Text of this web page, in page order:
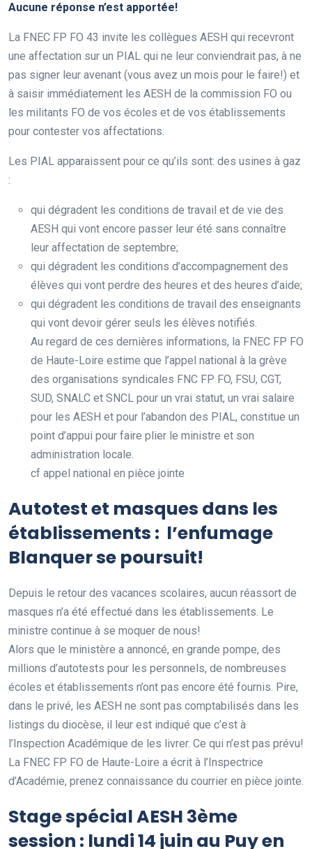
Aucune réponse n’est apportée!
La FNEC FP FO 43 invite les collègues AESH qui recevront
une affectation sur un PIAL qui ne leur conviendrait pas, à ne
pas signer leur avenant (vous avez un mois pour le faire!) et
à saisir immédiatement les AESH de la commission FO ou
les militants FO de vos écoles et de vos établissements
pour contester vos affectations.
Les PIAL apparaissent pour ce qu’ils sont: des usines à gaz
:
qui dégradent les conditions de travail et de vie des
AESH qui vont encore passer leur été sans connaître
leur affectation de septembre;
qui dégradent les conditions d’accompagnement des
élèves qui vont perdre des heures et des heures d’aide;
qui dégradent les conditions de travail des enseignants
qui vont devoir gérer seuls les élèves notifiés.
Au regard de ces dernières informations, la FNEC FP FO
de Haute-Loire estime que l’appel national à la grève
des organisations syndicales FNC FP FO, FSU, CGT,
SUD, SNALC et SNCL pour un vrai statut, un vrai salaire
pour les AESH et pour l’abandon des PIAL, constitue un
point d’appui pour faire plier le ministre et son
administration locale.
cf appel national en pièce jointe
Autotest et masques dans les
établissements : l’enfumage
Blanquer se poursuit!
Depuis le retour des vacances scolaires, aucun réassort de
masques n’a été effectué dans les établissements. Le
ministre continue à se moquer de nous!
Alors que le ministère a annoncé, en grande pompe, des
millions d’autotests pour les personnels, de nombreuses
écoles et établissements n’ont pas encore été fournis. Pire,
dans le privé, les AESH ne sont pas comptabilisés dans les
listings du diocèse, il leur est indiqué que c’est à
l’Inspection Académique de les livrer. Ce qui n’est pas prévu!
La FNEC FP FO de Haute-Loire a écrit à l’Inspectrice
d’Académie, prenez connaissance du courrier en pièce jointe.
Stage spécial AESH 3ème
session : lundi 14 juin au Puy en